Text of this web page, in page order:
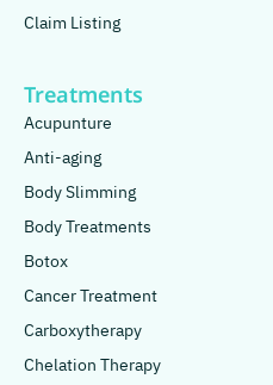
Claim Listing
Treatments
Acupunture
Anti-aging
Body Slimming
Body Treatments
Botox
Cancer Treatment
Carboxytherapy
Chelation Therapy